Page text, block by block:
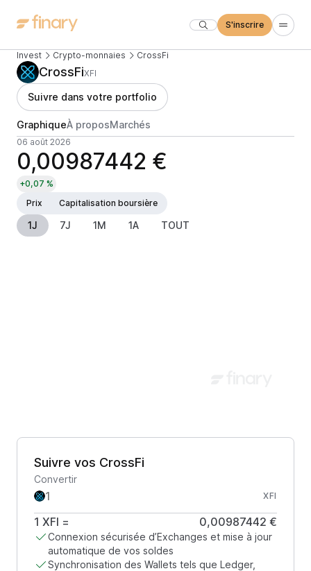
S'inscrire
Invest Crypto-monnaies CrossFi
CrossFiXFI
Suivre dans votre portfolio
GraphiqueÀ proposMarchés
06 août 2026
0,00987442 €
+0,07 %
Prix
Capitalisation boursière
1J 7J 1M 1A TOUT
Suivre vos CrossFi
Convertir
XFI
1 XFI = 0,00987442 €
Connexion sécurisée d’Exchanges et mise à jour
automatique de vos soldes
Synchronisation des Wallets tels que Ledger,